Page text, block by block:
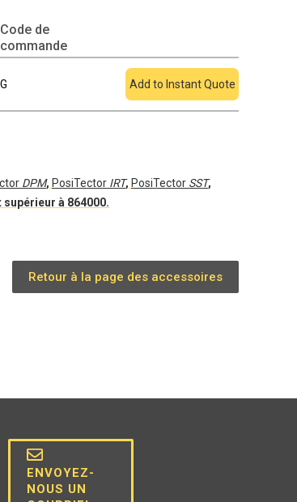
Code de
commande
G Add to Instant Quote
DPM, PosiTector IRT, PosiTector SST,
à 864000.
Retour à la page des accessoires
ENVOYEZ-
NOUS UN